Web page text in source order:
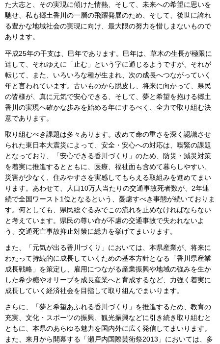
た大志と、その実現に傾けた情熱、そして、未来への希望に思いを
馳せ、私も郷土香川の一層の飛躍発展のため、そして、後世に誇れ
る豊かな地域社会の実現に向け、最大限の努力を惜しまないもので
あります。
平成25年の干支は、巳年であります。巳年は、草木の生長が極限に
達して、それゆえに「止む」という字に通じるようですが、それが
転じて、また、いろいろな種が生まれ、次の成長へつながっていく
年と言われています。古いものから脱皮し、将来に向かって、県民
の皆様が、真に元気で安心できる、そして、夢と希望を抱ける郷土
香川の実現へ確かな歩みを始める年にするべく、全力で取り組む決
意であります。
取り組むべき課題は多々あります。改めて命の重さを深く認識させ
られた東日本大震災によって、安全・安心への対応は、喫緊の課題
となっており、「安心できる香川づくり」のため、防災・減災対策
を着実に推進するとともに、医療、福祉面も含めて暮らしやすい、
災害が少なく、住みやすさを実感してもらえる取組みを進めてまい
ります。あわせて、人口10万人当たりの交通事故死者数が、2年連
続で全国ワースト1位となるという、憂慮すべき事態が続いておりま
す。何としても、県民総ぐるみでこの流れを止めなければならない
と考えています。県民の尊い命が不慮の交通事故で失われないよ
う、交通死亡事故抑止対策に総力を挙げてまいります。
また、「元気が出る香川づくり」においては、本県産業が、将来に
わたって持続的に成長していくための基本方針となる「香川県産業
成長戦略」を策定し、雇用につながる産業振興や地域の強みを生か
した希少糖やオリーブを成長産業へと育成するなど、力強く着実に
成長していく経済社会を目指して取り組んでまいります。
さらに、「夢と希望あふれる香川づくり」を推進するため、教育の
充実、文化・スポーツの振興、観光振興などに引き続き取り組むと
ともに、本県のあらゆる魅力を国内外に広く発信してまいります。
また、来月から開幕する「瀬戸内国際芸術祭2013」においては、多